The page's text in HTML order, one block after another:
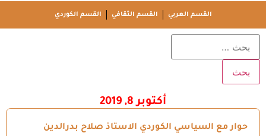
القسم العربي القسم الثقافي القسم الكوردي
أكتوبر 8, 2019
حوار مع السياسي الكوردي الاستاذ صلاح بدرالدين